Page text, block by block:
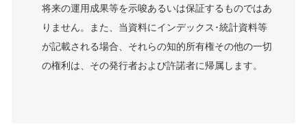
将来の運用成果等を示唆あるいは保証するものではあ
りません。また、当資料にインデックス･統計資料等
が記載される場合、それらの知的所有権その他の一切
の権利は、その発行者および許諾者に帰属します。